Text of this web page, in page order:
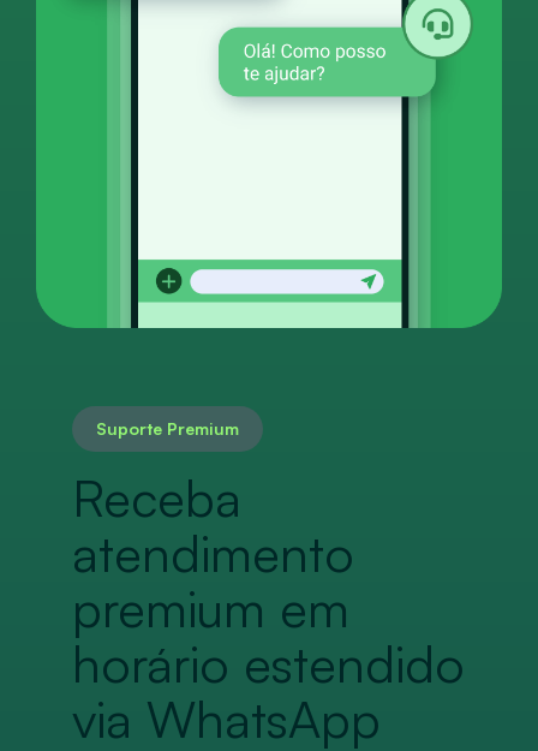
Suporte Premium
Receba
atendimento
premium em
horário estendido
via WhatsApp